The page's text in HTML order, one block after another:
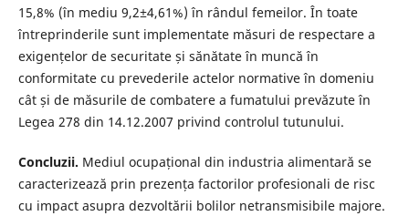
15,8% (în mediu 9,2±4,61%) în rândul femeilor. În toate
întreprinderile sunt implementate măsuri de respectare a
exigențelor de securitate și sănătate în muncă în
conformitate cu prevederile actelor normative în domeniu
cât și de măsurile de combatere a fumatului prevăzute în
Legea 278 din 14.12.2007 privind controlul tutunului.
Concluzii. Mediul ocupațional din industria alimentară se
caracterizează prin prezența factorilor profesionali de risc
cu impact asupra dezvoltării bolilor netransmisibile majore.